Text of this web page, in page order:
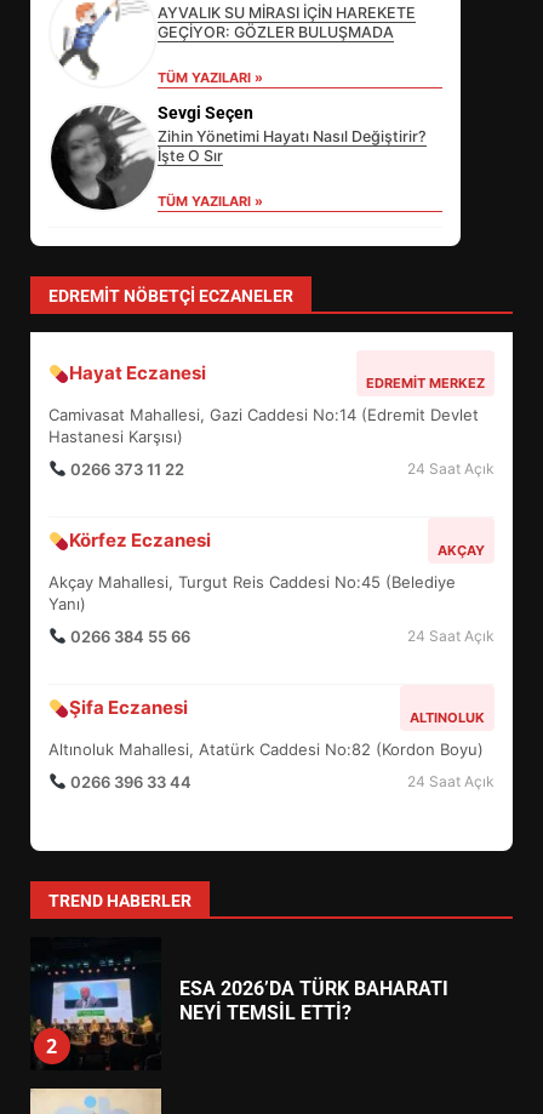
AYVALIK SU MİRASI İÇİN HAREKETE
GEÇİYOR: GÖZLER BULUŞMADA
TÜM YAZILARI »
Sevgi Seçen
Zihin Yönetimi Hayatı Nasıl Değiştirir?
İşte O Sır
TÜM YAZILARI »
EDREMIT NÖBETÇI ECZANELER
Hayat Eczanesi EDREMIT MERKEZ
Camivasat Mahallesi, Gazi Caddesi No:14 (Edremit Devlet
Hastanesi Karşısı)
0266 373 11 22
24 Saat Açık
Körfez Eczanesi AKÇAY
Akçay Mahallesi, Turgut Reis Caddesi No:45 (Belediye
Yanı)
0266 384 55 66
24 Saat Açık
Şifa Eczanesi ALTINOLUK
Altınoluk Mahallesi, Atatürk Caddesi No:82 (Kordon Boyu)
0266 396 33 44
24 Saat Açık
TREND HABERLER
3
SÜRDÜRÜLEBİLİRLİKTE NE
DEĞİŞECEK?
4
5
BALIKESİR MÜZELERİNDE SÜRE
UZATILDI: NE DEĞİŞTİ?
6
TURNUVASI KAYITLARI NEYİ
7
YENİ YÖNETİM NASIL
ŞEKİLLENDİ?
1
HAREKETE GEÇİYOR: GÖZLER
2
ESA 2026’DA TÜRK BAHARATI
NEYİ TEMSİL ETTİ?